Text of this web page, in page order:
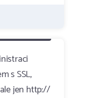
s SSL,
jen http://